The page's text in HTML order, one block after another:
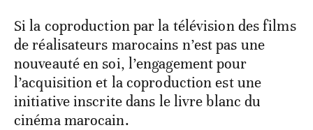
Si la coproduction par la télévision des films
de réalisateurs marocains n’est pas une
nouveauté en soi, l’engagement pour
l’acquisition et la coproduction est une
initiative inscrite dans le livre blanc du
cinéma marocain.